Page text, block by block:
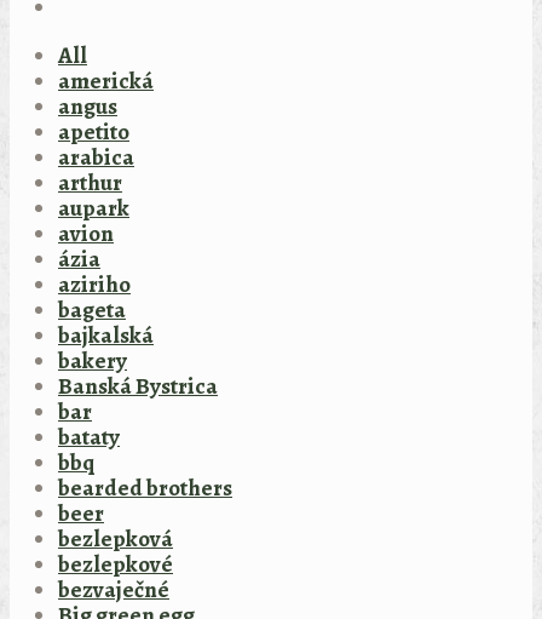
All
americká
angus
apetito
arabica
arthur
aupark
avion
ázia
aziriho
bageta
bajkalská
bakery
Banská Bystrica
bar
bataty
bbq
bearded brothers
beer
bezlepková
bezlepkové
bezvaječné